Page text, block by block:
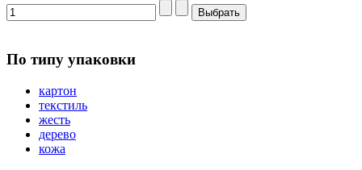
По типу упаковки
картон
текстиль
жесть
дерево
кожа